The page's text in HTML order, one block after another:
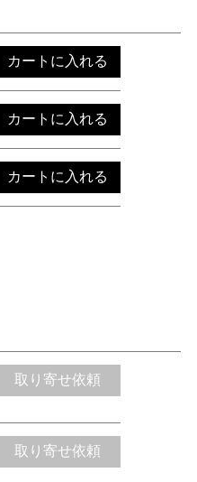
カートに入れる
カートに入れる
カートに入れる
取り寄せ依頼
取り寄せ依頼